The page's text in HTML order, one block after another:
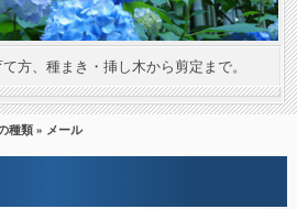
方、種まき・挿し木から剪定まで。
種類 » メール